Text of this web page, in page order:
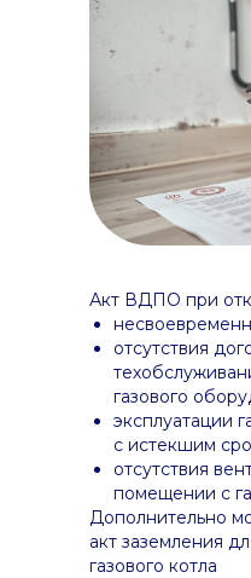
Акт ВДПО при
отсутствия
газового
эксплуатации
с истекшим
отсутствия
помещении с
Дополнительно
акт заземления
газового котла